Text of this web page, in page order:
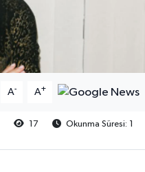
A- A+
17
Okunma Süresi: 1